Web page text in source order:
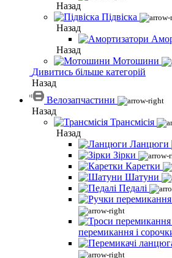
Назад
Підвіска
Назад
Назад
Мотошини
Дивитись більше категорій
Назад
Велозапчастини
Назад
Трансмісія
Назад
Ланцюги
Зірки
Каретки
Шатуни
Педалі
перемикання і